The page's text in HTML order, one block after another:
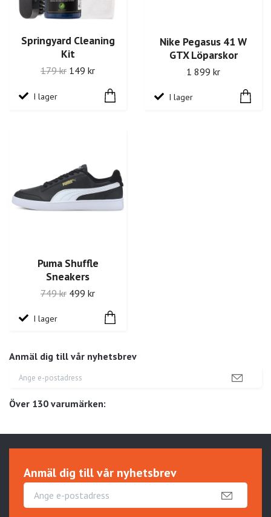
Anmäl dig till vår nyhetsbrev
Över 130 varumärken:
Springyard Cleaning
Kit
179 kr 149 kr
I lager
Nike Pegasus 41 W
GTX Löparskor
1 899 kr
I lager
Puma Shuffle
Sneakers
749 kr 499 kr
I lager
Anmäl dig till vår nyhetsbrev